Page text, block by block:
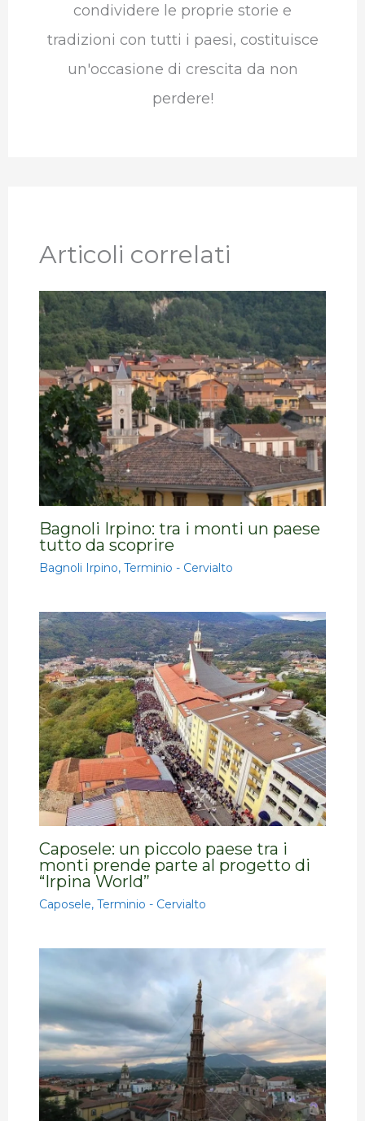
condividere le proprie storie e
tradizioni con tutti i paesi, costituisce
un'occasione di crescita da non
perdere!
Articoli correlati
Bagnoli Irpino: tra i monti un paese
tutto da scoprire
Bagnoli Irpino,Terminio - Cervialto
Caposele: un piccolo paese tra i
monti prende parte al progetto di
“Irpina World”
Caposele,Terminio - Cervialto